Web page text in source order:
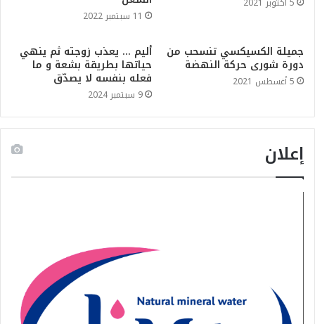
11 سبتمبر 2022
جميلة الكسيكسي تنسحب من
دورة شورى حركة النهضة
5 أغسطس 2021
أليم … يعذب زوجته ثم ينهي
حياتها بطريقة بشعة و ما
فعله بنفسه لا يصدّق
9 سبتمبر 2024
إعلان